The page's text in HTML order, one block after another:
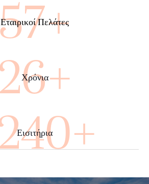
99+
Εταιρικοί Πελάτες
Χρόνια
Εισιτήρια